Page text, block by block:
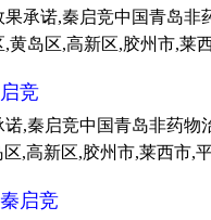
承诺,秦启竞中国青岛非
岛区,高新区,胶州市,
竞
,秦启竞中国青岛非药物
,高新区,胶州市,莱西市
启竞